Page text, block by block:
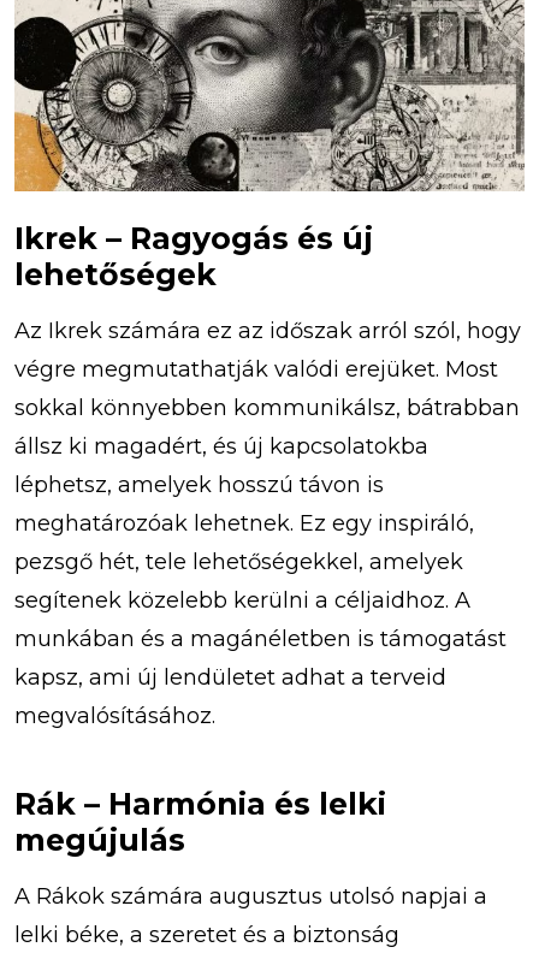
Ikrek – Ragyogás és új
lehetőségek
Az Ikrek számára ez az időszak arról szól, hogy
végre megmutathatják valódi erejüket. Most
sokkal könnyebben kommunikálsz, bátrabban
állsz ki magadért, és új kapcsolatokba
léphetsz, amelyek hosszú távon is
meghatározóak lehetnek. Ez egy inspiráló,
pezsgő hét, tele lehetőségekkel, amelyek
segítenek közelebb kerülni a céljaidhoz. A
munkában és a magánéletben is támogatást
kapsz, ami új lendületet adhat a terveid
megvalósításához.
Rák – Harmónia és lelki
megújulás
A Rákok számára augusztus utolsó napjai a
lelki béke, a szeretet és a biztonság